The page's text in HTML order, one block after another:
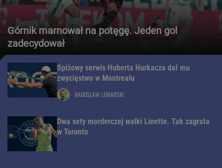
Górnik marnował na potęgę. Jeden gol
zadecydował
Spiżowy serwis Huberta Hurkacza dał mu
zwycięstwo w Montrealu
RADOSŁAW LENIARSKI
Dwa sety morderczej walki Linette. Tak zagrała
w Toronto